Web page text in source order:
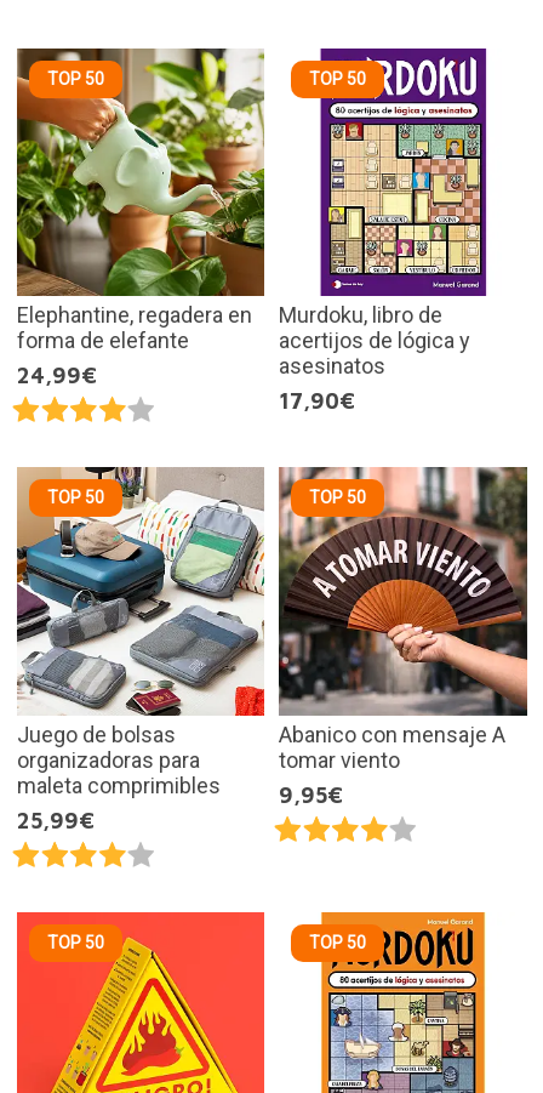
TOP 50
Elephantine, regadera en
forma de elefante
24,99€
TOP 50
Murdoku, libro de
acertijos de lógica y
asesinatos
17,90€
TOP 50
Juego de bolsas
organizadoras para
maleta comprimibles
25,99€
TOP 50
Abanico con mensaje A
tomar viento
9,95€
TOP 50 TOP 50